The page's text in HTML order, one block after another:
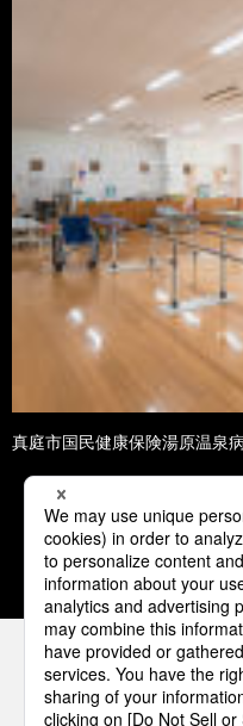
真庭市国民健康保険湯原温泉
1 2 3
パナソニックの